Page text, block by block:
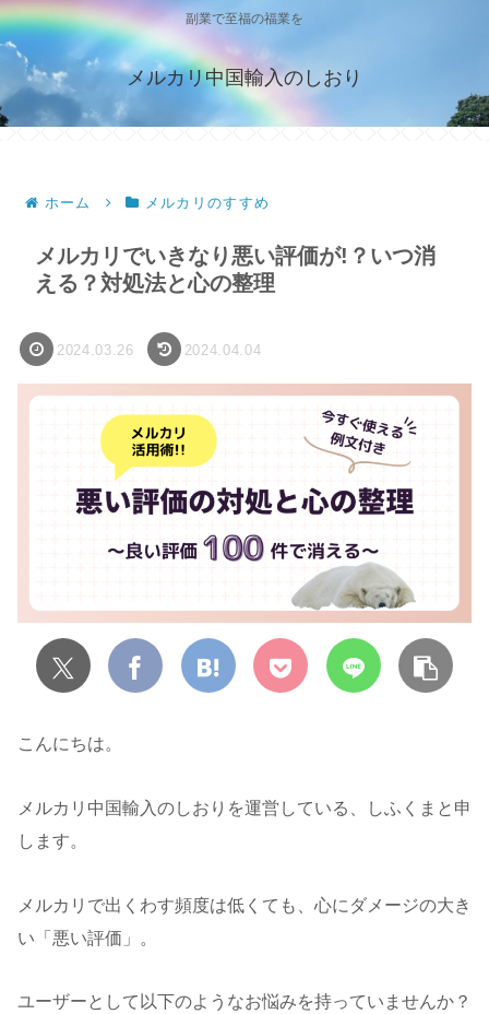
副業で至福の福業を
メルカリ中国輸入のしおり
ホーム メルカリのすすめ
メルカリでいきなり悪い評価が!？いつ消
える？対処法と心の整理
2024.03.26 2024.04.04
こんにちは。
メルカリ中国輸入のしおりを運営している、しふくまと申
します。
メルカリで出くわす頻度は低くても、心にダメージの大き
い「悪い評価」。
ユーザーとして以下のようなお悩みを持っていませんか？